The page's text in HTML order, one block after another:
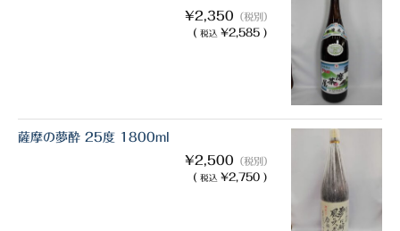
¥2,350 （税別）
( 税込 ¥2,585 )
薩摩の夢酔 25度 1800ml
¥2,500 （税別）
( 税込 ¥2,750 )